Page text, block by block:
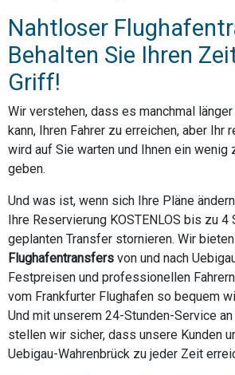
Nahtloser
Behalten Sie Ihren
Griff!
Wir verstehen, dass es manchmal
kann, Ihren Fahrer zu erreichen, aber Ihr
wird auf Sie warten und Ihnen ein
geben.
Und was ist, wenn sich Ihre Pläne
Ihre Reservierung KOSTENLOS bis zu 4
geplanten Transfer stornieren. Wir
Flughafentransfers von und nach
Festpreisen und professionellen
vom Frankfurter Flughafen so bequem
Und mit unserem 24-Stunden-Service
stellen wir sicher, dass unsere Kunden
Uebigau-Wahrenbrück zu jeder Zeit